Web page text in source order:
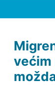
većim